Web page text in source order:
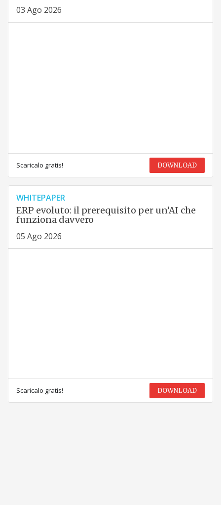
03 Ago 2026
Scaricalo gratis! DOWNLOAD
WHITEPAPER
ERP evoluto: il prerequisito per un’AI che
funziona davvero
05 Ago 2026
Scaricalo gratis! DOWNLOAD